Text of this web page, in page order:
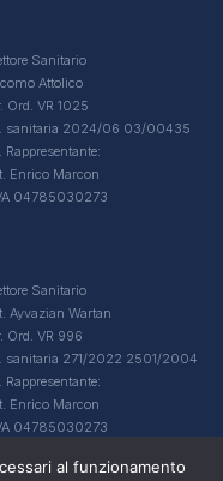
Sanitario
Attolico
Ord. VR 1025
sanitaria 2024/06 03/00435
Rappresentante:
Enrico Marcon
04785030273
Sanitario
Ayvazian Wartan
Ord. VR 996
sanitaria 271/2022 2501/2004
Rappresentante:
Enrico Marcon
04785030273
al funzionamento